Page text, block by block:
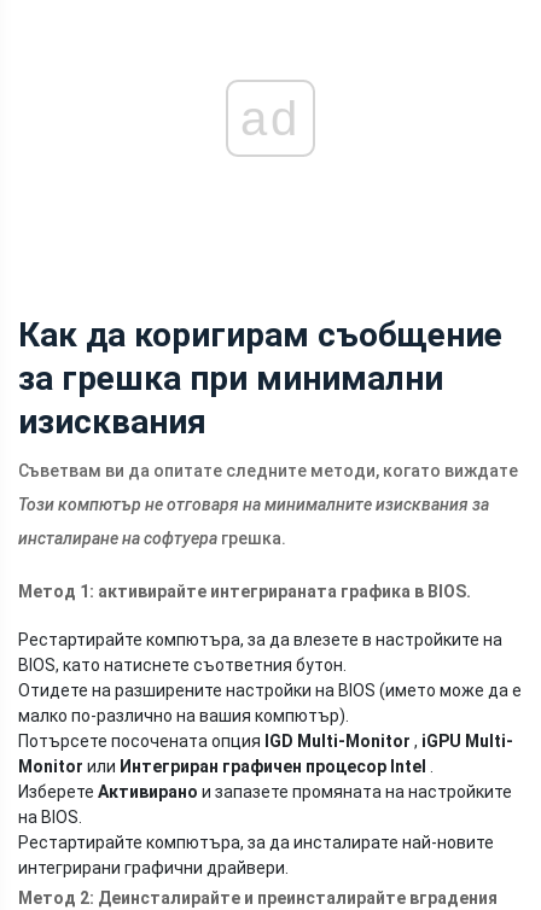
ad
Как да коригирам съобщение
за грешка при минимални
изисквания
Съветвам ви да опитате следните методи, когато виждате
Този компютър не отговаря на минималните изисквания за
инсталиране на софтуера грешка.
Метод 1: активирайте интегрираната графика в BIOS.
Рестартирайте компютъра, за да влезете в настройките на
BIOS, като натиснете съответния бутон.
Отидете на разширените настройки на BIOS (името може да е
малко по-различно на вашия компютър).
Потърсете посочената опция IGD Multi-Monitor , iGPU Multi-
Monitor или Интегриран графичен процесор Intel
Изберете Активирано и запазете промяната на настройките
на BIOS.
Рестартирайте компютъра, за да инсталирате най-новите
интегрирани графични драйвери.
Метод 2: Деинсталирайте и преинсталирайте вградения